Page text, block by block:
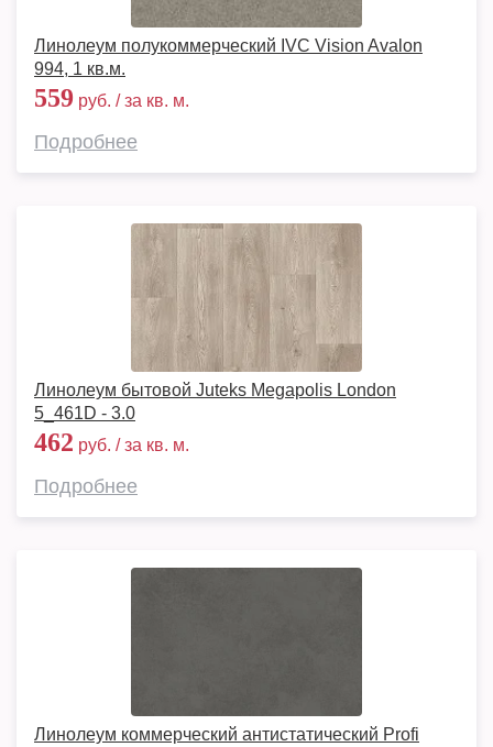
Линолеум полукоммерческий IVC Vision Avalon
994, 1 кв.м.
559 руб. / за кв. м.
Подробнее
Линолеум бытовой Juteks Megapolis London
5_461D - 3.0
462 руб. / за кв. м.
Подробнее
Линолеум коммерческий антистатический Profi